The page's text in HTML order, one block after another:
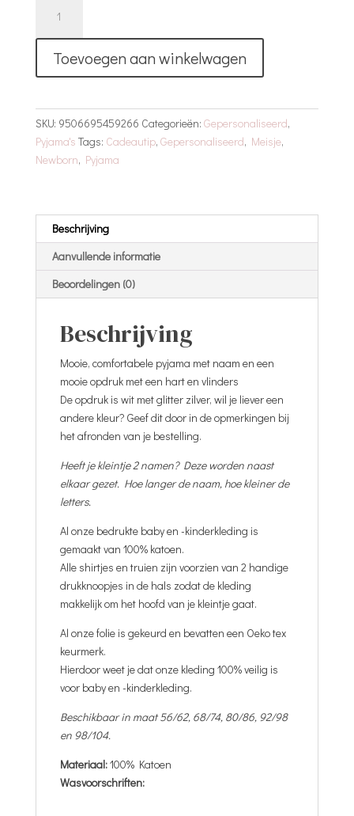
Naam
Butterfly
aantal
Toevoegen aan winkelwagen
SKU: 9506695459266 Categorieën: Gepersonaliseerd,
Pyjama's Tags: Cadeautip, Gepersonaliseerd, Meisje,
Newborn, Pyjama
Beschrijving
Aanvullende informatie
Beoordelingen (0)
Beschrijving
Mooie, comfortabele pyjama met naam en een
mooie opdruk met een hart en vlinders
De opdruk is wit met glitter zilver, wil je liever een
andere kleur? Geef dit door in de opmerkingen bij
het afronden van je bestelling.
Heeft je kleintje 2 namen? Deze worden naast
elkaar gezet. Hoe langer de naam, hoe kleiner de
letters.
Al onze bedrukte baby en -kinderkleding is
gemaakt van 100% katoen.
Alle shirtjes en truien zijn voorzien van 2 handige
drukknoopjes in de hals zodat de kleding
makkelijk om het hoofd van je kleintje gaat.
Al onze folie is gekeurd en bevatten een Oeko tex
keurmerk.
Hierdoor weet je dat onze kleding 100% veilig is
voor baby en -kinderkleding.
Beschikbaar in maat 56/62, 68/74, 80/86, 92/98
en 98/104.
Materiaal:100% Katoen
Wasvoorschriften: